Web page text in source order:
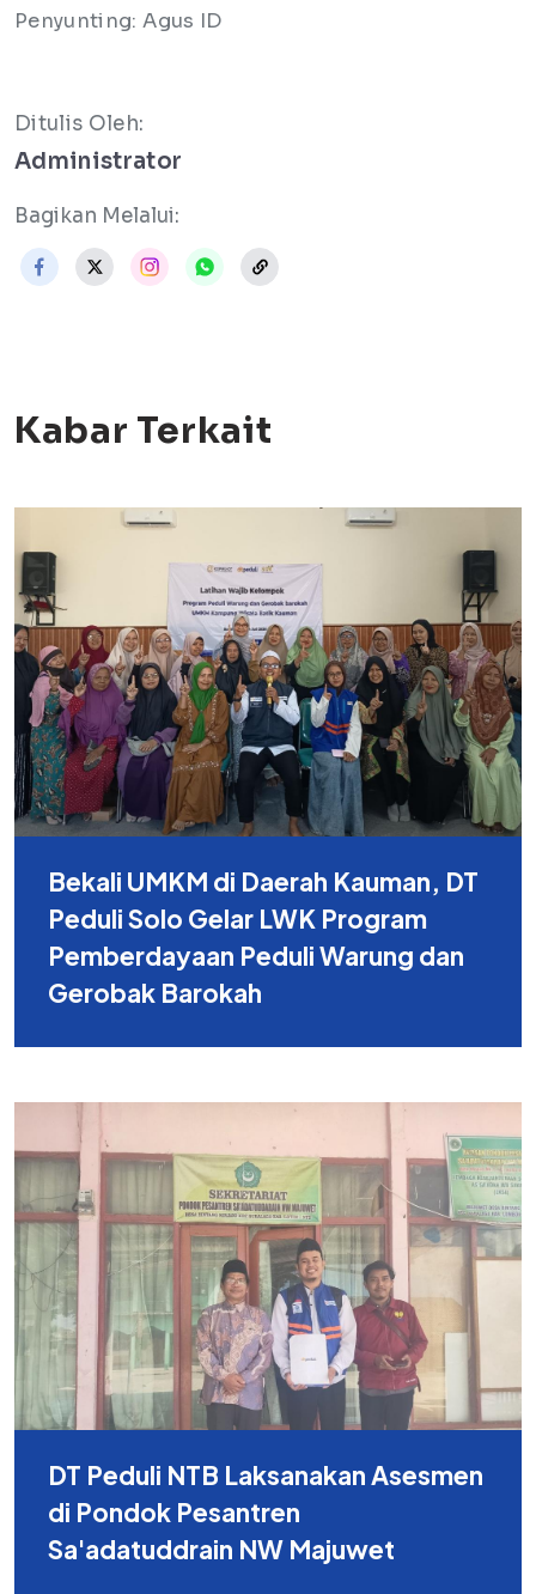
Penyunting: Agus ID
Ditulis Oleh:
Administrator
Bagikan Melalui:
Kabar Terkait
Bekali UMKM di Daerah Kauman, DT
Peduli Solo Gelar LWK Program
Pemberdayaan Peduli Warung dan
Gerobak Barokah
DT Peduli NTB Laksanakan Asesmen
di Pondok Pesantren
Sa'adatuddrain NW Majuwet